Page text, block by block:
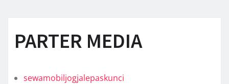
PARTER MEDIA
sewamobiljogjalepaskunci